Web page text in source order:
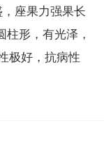
座果力强果长
形，有光泽，
极好，抗病性